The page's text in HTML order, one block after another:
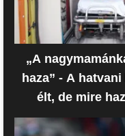
„A
haza” - A
élt, de mire
meghalt